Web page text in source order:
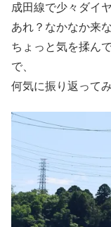
成田線で少々ダイ
あれ？なかなか来
ちょっと気を揉ん
で、
何気に振り返って